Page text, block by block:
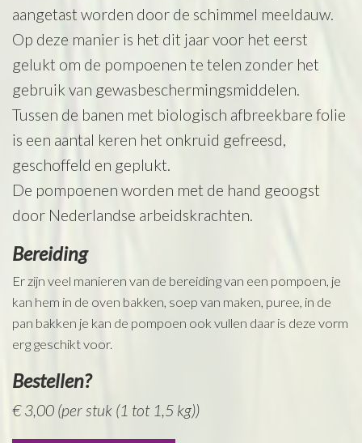
aangetast worden door de schimmel meeldauw.
Op deze manier is het dit jaar voor het eerst
gelukt om de pompoenen te telen zonder het
gebruik van gewasbeschermingsmiddelen.
Tussen de banen met biologisch afbreekbare folie
is een aantal keren het onkruid gefreesd,
geschoffeld en geplukt.
De pompoenen worden met de hand geoogst
door Nederlandse arbeidskrachten.
Bereiding
Er zijn veel manieren van de bereiding van een pompoen, je
kan hem in de oven bakken, soep van maken, puree, in de
pan bakken je kan de pompoen ook vullen daar is deze vorm
erg geschikt voor.
Bestellen?
€ 3,00 (per stuk (1 tot 1,5 kg))